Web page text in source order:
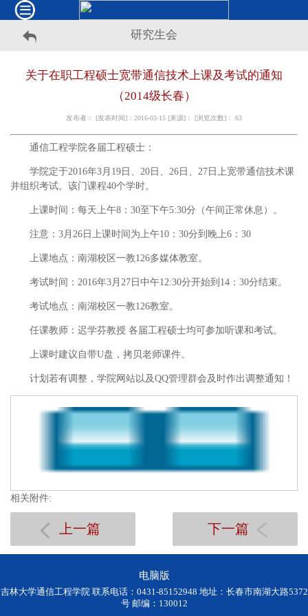
研究生会
关于在职工程硕士宽带通信技术上课及考试的通知
（2014级长春）
发布者： [发表时间]：2016-03-15 [来源]： [浏览次数]： 63
通信工程学院各届工程硕士：
学院定于2016年3月19日、20日、26日、27日上宽带通信技术课
并组织考试。该门课程40个学时。
上课时间：每天上午8：30至下午5:30分（午间正常休息）。
注意：3月26日上课时间为上午10：30分到晚上6：30
上课地点：南湖校区一教126多媒体教室。
考试时间：2016年3月27日中午12:30分开始到14：30分结束。
考试地点：南湖校区一教126教室。
任课教师：迟学芬教授 各届工程硕士均可参加听课和考试。
上课时建议自带U盘，拷贝老师课件。
计划若有调整，学院网站以及QQ管理群会及时作出调整通知！
相关附件:
上一篇 下一篇
电脑版
吉林大学通信工程学院 联系电话：0431-85152948 地址：长春市南湖大路5372
号 邮编：130012